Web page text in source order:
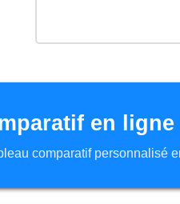
en ligne
comparatif personnalisé